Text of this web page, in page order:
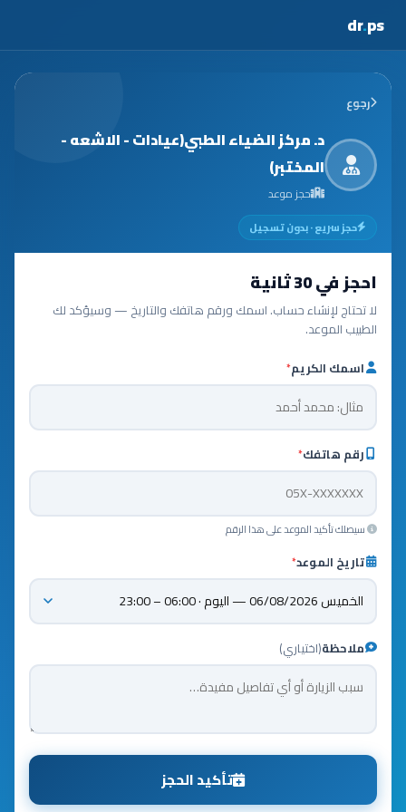
dr.ps
رجوع
د. مركز الضياء الطبي(عيادات - الاشعه -
المختبر)
حجز موعد
حجز سريع · بدون تسجيل
احجز في 30 ثانية
لا تحتاج لإنشاء حساب. اسمك ورقم هاتفك والتاريخ — وسيؤكد لك
الطبيب الموعد.
اسمك الكريم*
رقم هاتفك*
سيصلك تأكيد الموعد على هذا الرقم
تاريخ الموعد*
ملاحظة(اختياري)
تأكيد الحجز